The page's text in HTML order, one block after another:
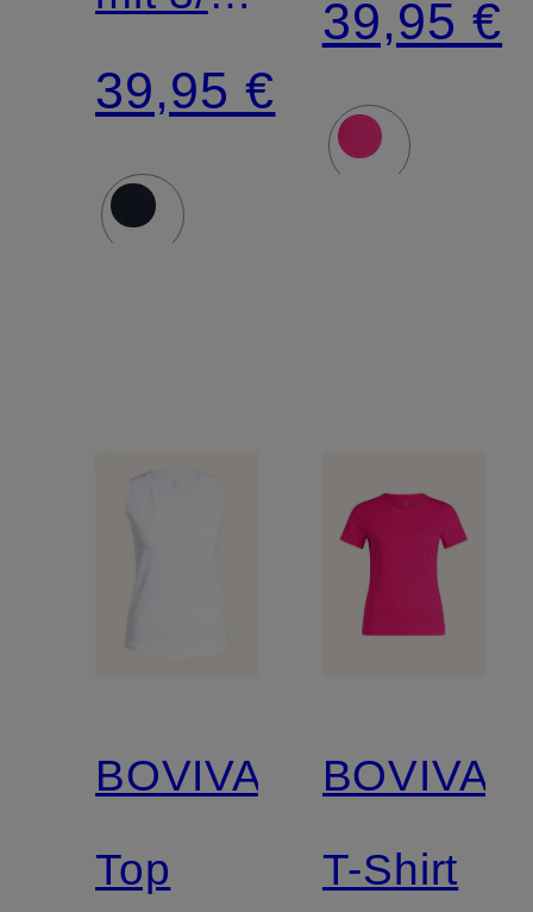
Arm
39,95 €
39,95 €
BOVIVA
Top
BOVIVA
T-Shirt